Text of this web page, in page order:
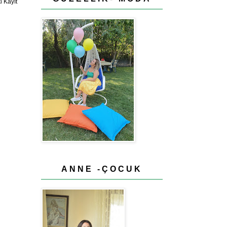
Kayıt
ANNE -ÇOCUK